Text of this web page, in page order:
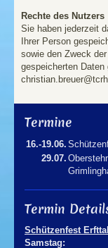
Rechte des Nutzers
Sie haben jederzeit
Ihrer Person
sowie den Zweck
gespeicherten Daten
Termine
16.-19.06.
29.07.
Termin
Schützenfest Erfttal
Samstag: